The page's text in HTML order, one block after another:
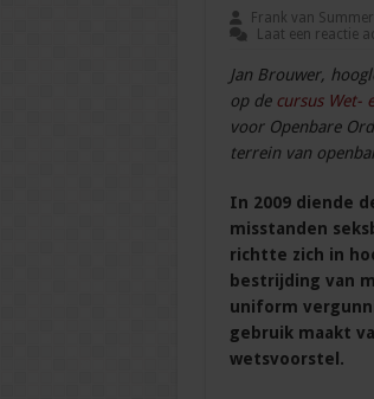
Frank van
Laat een reactie
Jan Brouwer,
op de cursus Wet-
voor Openbare
terrein van
In 2009 diende
misstanden
richtte zich in
bestrijding van
uniform
gebruik maakt
wetsvoorstel.